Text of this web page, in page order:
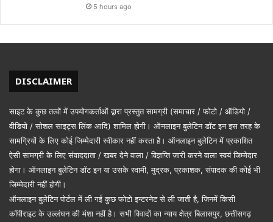
5 hours ago
DISCLAIMER
साइट के कुछ तत्वों में उपयोगकर्ताओं द्वारा प्रस्तुत सामग्री (समाचार / फोटो / ऑडियो /
वीडियो / सोशल साइट्स लिंक आदि) शामिल होगी। ऑनलाइन बुलेटिन डॉट इन इस तरह के
सामग्रियों के लिए कोई जिम्मेदारी स्वीकार नहीं करता है। ऑनलाइन बुलेटिन में प्रकाशित
ऐसी सामग्री के लिए संवाददाता / खबर देने वाला / विज्ञप्ति जारी करने वाला स्वयं जिम्मेदार
होगा। ऑनलाइन बुलेटिन डॉट इन या उसके स्वामी, मुद्रक, प्रकाशक, संपादक की कोई भी
जिम्मेदारी नहीं होगी।
ऑनलाइन बुलेटिन पोर्टल में ली गई कुछ फोटो इन्टरनेट से ली जाती है, जिनमें किसी
कॉपीराइट के उल्लंघन की मंशा नहीं है। सभी विवादों का न्याय क्षेत्र बिलासपुर, छत्तीसगढ़